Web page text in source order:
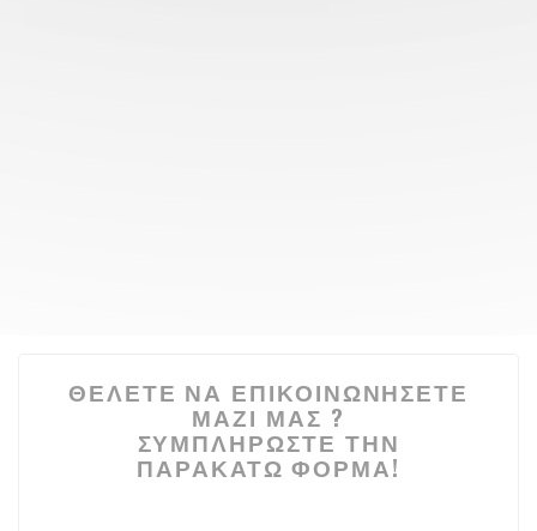
ΘΈΛΕΤΕ ΝΑ ΕΠΙΚΟΙΝΩΝΉΣΕΤΕ
ΜΑΖΊ ΜΑΣ ?
ΣΥΜΠΛΗΡΏΣΤΕ ΤΗΝ
ΠΑΡΑΚΆΤΩ ΦΌΡΜΑ!